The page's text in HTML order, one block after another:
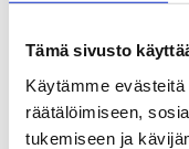
Tämä sivusto
Käytämme
räätälöimiseen,
tukemiseen ja
Tietoa